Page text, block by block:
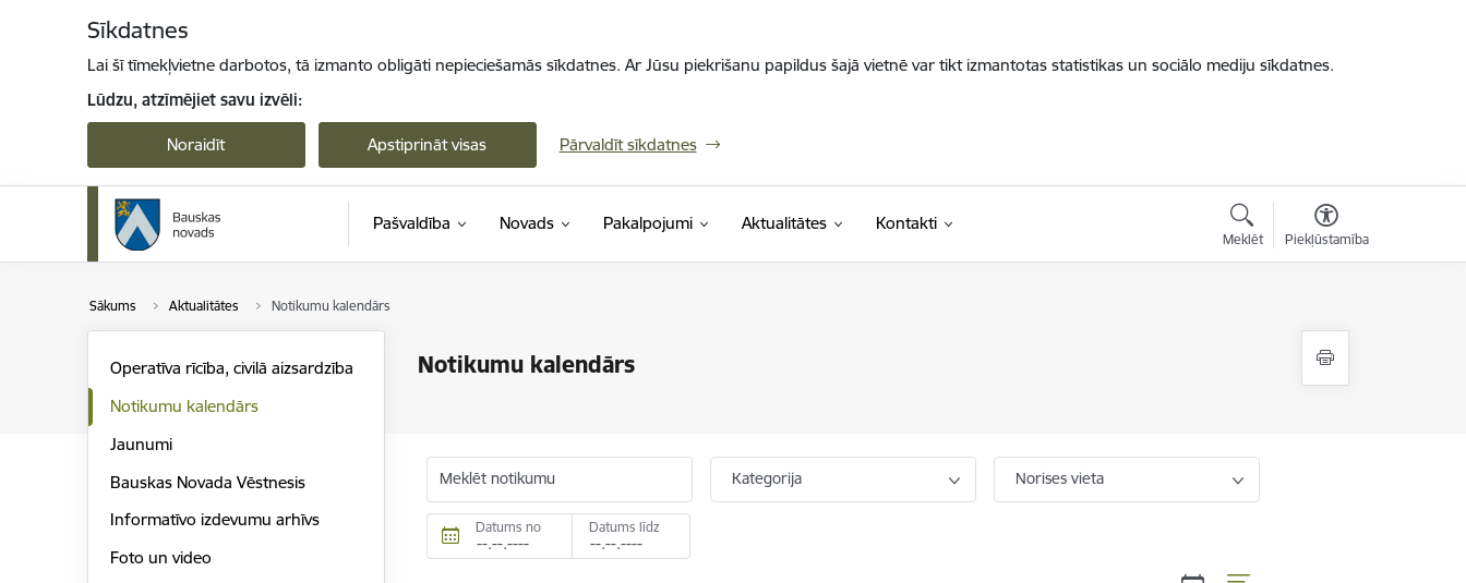
Sīkdatnes
Lai šī tīmekļvietne darbotos, tā izmanto obligāti nepieciešamās sīkdatnes. Ar Jūsu piekrišanu papildus šajā vietnē var tikt izmantotas statistikas un sociālo mediju sīkdatnes.
Lūdzu, atzīmējiet savu izvēli:
Noraidīt Apstiprināt visas Pārvaldīt sīkdatnes
Pašvaldība Novads Pakalpojumi Aktualitātes Kontakti
Meklēt Piekļūstamība
Sākums Aktualitātes Notikumu kalendārs
Notikumu kalendārs
Operatīva rīcība, civilā aizsardzība
Notikumu kalendārs
Jaunumi
Bauskas Novada Vēstnesis
Informatīvo izdevumu arhīvs
Foto un video
Meklēt notikumu Kategorija Norises vieta
Datums no Datums līdz